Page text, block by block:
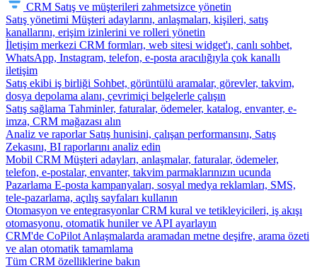
CRM Satış ve müşterileri zahmetsizce yönetin
Satış yönetimi Müşteri adaylarını, anlaşmaları, kişileri, satış
kanallarını, erişim izinlerini ve rolleri yönetin
İletişim merkezi CRM formları, web sitesi widget'ı, canlı sohbet,
WhatsApp, Instagram, telefon, e-posta aracılığıyla çok kanallı
iletişim
Satış ekibi iş birliği Sohbet, görüntülü aramalar, görevler, takvim,
dosya depolama alanı, çevrimiçi belgelerle çalışın
Satış sağlama Tahminler, faturalar, ödemeler, katalog, envanter, e-
imza, CRM mağazası alın
Analiz ve raporlar Satış hunisini, çalışan performansını, Satış
Zekasını, BI raporlarını analiz edin
Mobil CRM Müşteri adayları, anlaşmalar, faturalar, ödemeler,
telefon, e-postalar, envanter, takvim parmaklarınızın ucunda
Pazarlama E-posta kampanyaları, sosyal medya reklamları, SMS,
tele-pazarlama, açılış sayfaları kullanın
Otomasyon ve entegrasyonlar CRM kural ve tetikleyicileri, iş akışı
otomasyonu, otomatik huniler ve API ayarlayın
CRM'de CoPilot Anlaşmalarda aramadan metne deşifre, arama özeti
ve alan otomatik tamamlama
Tüm CRM özelliklerine bakın